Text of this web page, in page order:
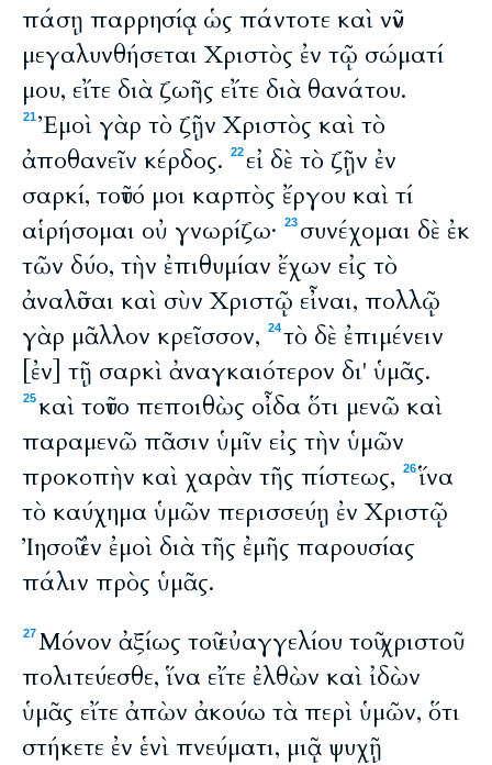
πάσῃ παρρησίᾳ ὡς πάντοτε καὶ νῦν
μεγαλυνθήσεται Χριστὸς ἐν τῷ σώματί
μου, εἴτε διὰ ζωῆς εἴτε διὰ θανάτου.
21Ἐμοὶ γὰρ τὸ ζῇν Χριστὸς καὶ τὸ
ἀποθανεῖν κέρδος.
22 εἰ δὲ τὸ ζῇν ἐν
σαρκί, τοῦτό μοι καρπὸς ἔργου καὶ τί
αἱρήσομαι οὐ γνωρίζω·
23 συνέχομαι δὲ ἐκ
τῶν δύο, τὴν ἐπιθυμίαν ἔχων εἰς τὸ
ἀναλῦσαι καὶ σὺν Χριστῷ εἶναι, πολλῷ
γὰρ μᾶλλον κρεῖσσον,
24τὸ δὲ ἐπιμένειν
[ἐν] τῇ σαρκὶ ἀναγκαιότερον δι' ὑμᾶς.
25καὶ τοῦτο πεποιθὼς οἶδα ὅτι μενῶ καὶ
παραμενῶ πᾶσιν ὑμῖν εἰς τὴν ὑμῶν
προκοπὴν καὶ χαρὰν τῆς πίστεως,
26ἵνα
τὸ καύχημα ὑμῶν περισσεύῃ ἐν Χριστῷ
Ἰησοῦ ἐν ἐμοὶ διὰ τῆς ἐμῆς παρουσίας
πάλιν πρὸς ὑμᾶς.
27Μόνον ἀξίως τοῦ εὐαγγελίου τοῦ χριστοῦ
πολιτεύεσθε, ἵνα εἴτε ἐλθὼν καὶ ἰδὼν
ὑμᾶς εἴτε ἀπὼν ἀκούω τὰ περὶ ὑμῶν, ὅτι
στήκετε ἐν ἑνὶ πνεύματι, μιᾷ ψυχῇ